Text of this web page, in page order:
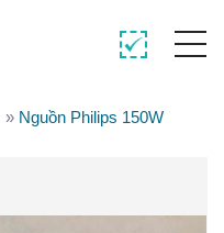
» Nguồn Philips 150W